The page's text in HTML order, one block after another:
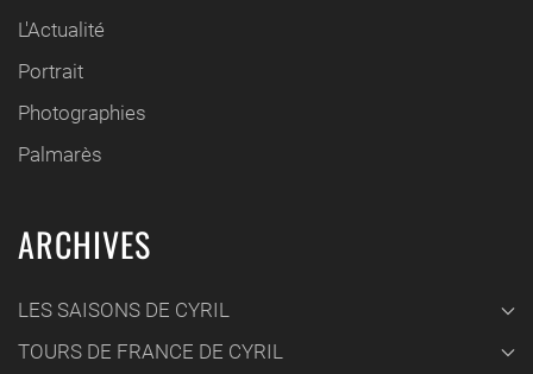
L'Actualité
Portrait
Photographies
Palmarès
ARCHIVES
LES SAISONS DE CYRIL
TOURS DE FRANCE DE CYRIL